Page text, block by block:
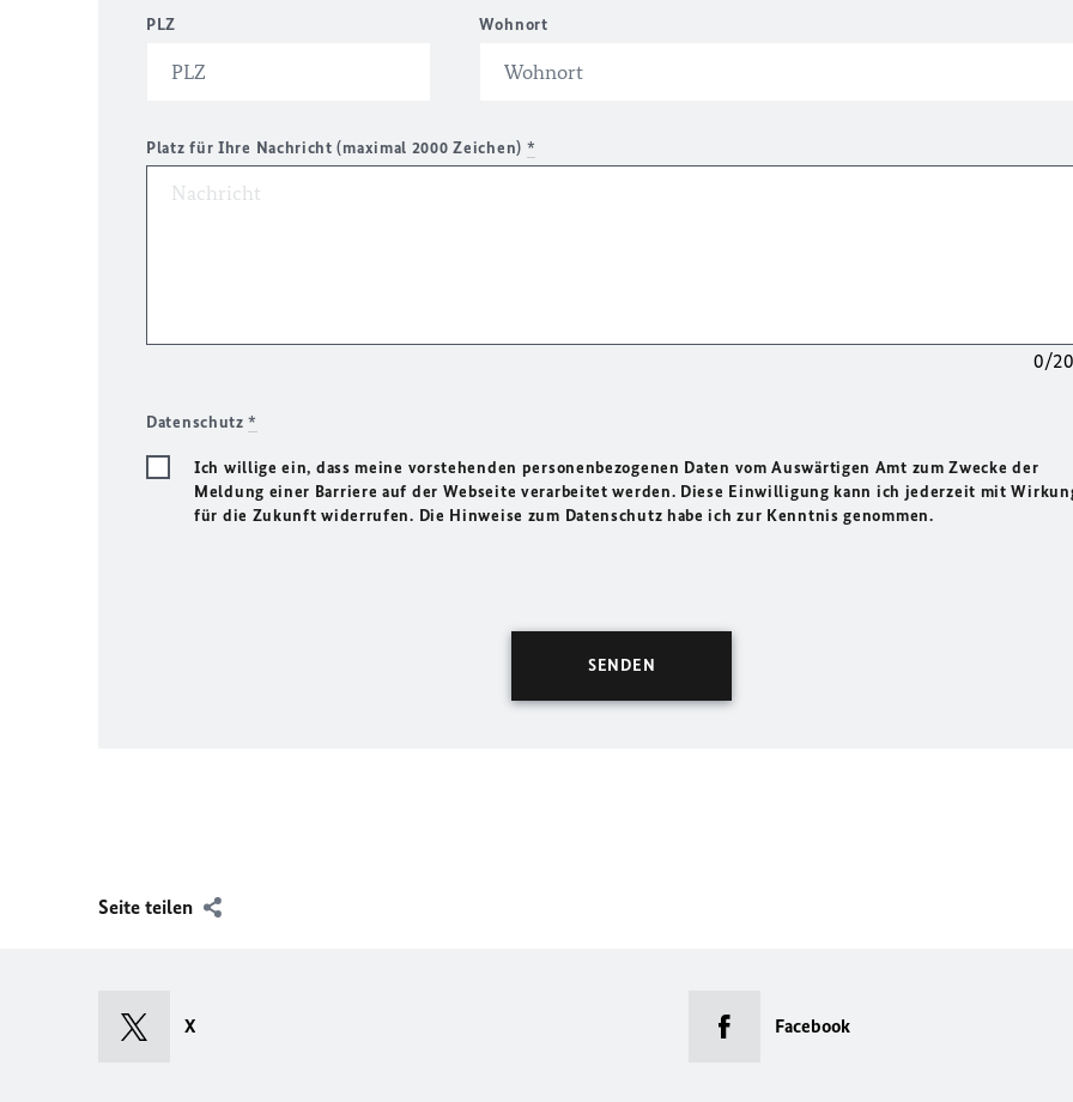
PLZ Wohnort
Platz für Ihre Nachricht (maximal 2000 Zeichen) *
0/
Datenschutz*
Ich willige ein, dass meine vorstehenden personenbezogenen Daten vom Auswärtigen Amt zum Zwecke der
Meldung einer Barriere auf der Webseite verarbeitet werden. Diese Einwilligung kann ich jederzeit mit
für die Zukunft widerrufen. Die Hinweise zum Datenschutz habe ich zur Kenntnis genommen.
Seite teilen
X Facebook